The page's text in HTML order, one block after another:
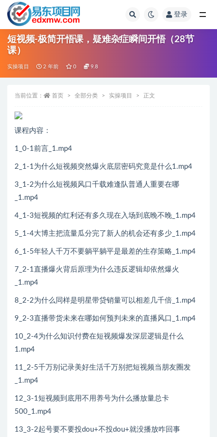
登录
短视频-极简开悟课，疑难杂症瞬间开悟（28节
课）
实操项目 2 年前 0 9.8
当前位置： 首页 全部分类 实操项目 正文
课程内容：
1_0-1前言_1.mp4
2_1-1为什么短视频突然爆火底层密码究竟是什么1.mp4
3_1-2为什么短视频风口千载难逢队普通人重要在哪
_1.mp4
4_1-3短视频的红利还有多久现在入场到底晚不晚_1.mp4
5_1-4大博主把流量瓜分完了新人的机会还有多少_1.mp4
6_1-5年轻人千万不要躺平躺平是最差的生存策略_1.mp4
7_2-1直播爆火背后原理为什么违反逻辑却依然爆火
_1.mp4
8_2-2为什么同样是明星带贷销量可以相差几千倍_1.mp4
9_2-3直播带货未来在哪如何预判未来的直播风口_1.mp4
10_2-4为什么知识付费在短视频爆发深层逻辑是什么
1.mp4
11_2-5千万别记录美好生活千万别把短视频当朋友圈发
_1.mp4
12_3-1短视频到底用不用养号为什么播放量总卡
500_1.mp4
13_3-2起号要不要投dou+不投dou+就没播放咋回事